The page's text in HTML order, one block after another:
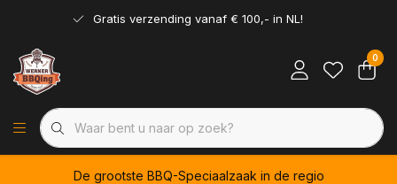
Gratis verzending vanaf € 100,- in NL!
0
De grootste BBQ-Speciaalzaak in de regio